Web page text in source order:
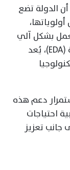
الدولة تضع
بشكل آلي
كامل وفقًا لاشتراطات هيئة الدواء المصرية (EDA)، يُعد
دعم هذه
احتياجات
جانب تعزيز